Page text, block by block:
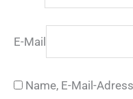
E-Mail
Name, E-Mail-